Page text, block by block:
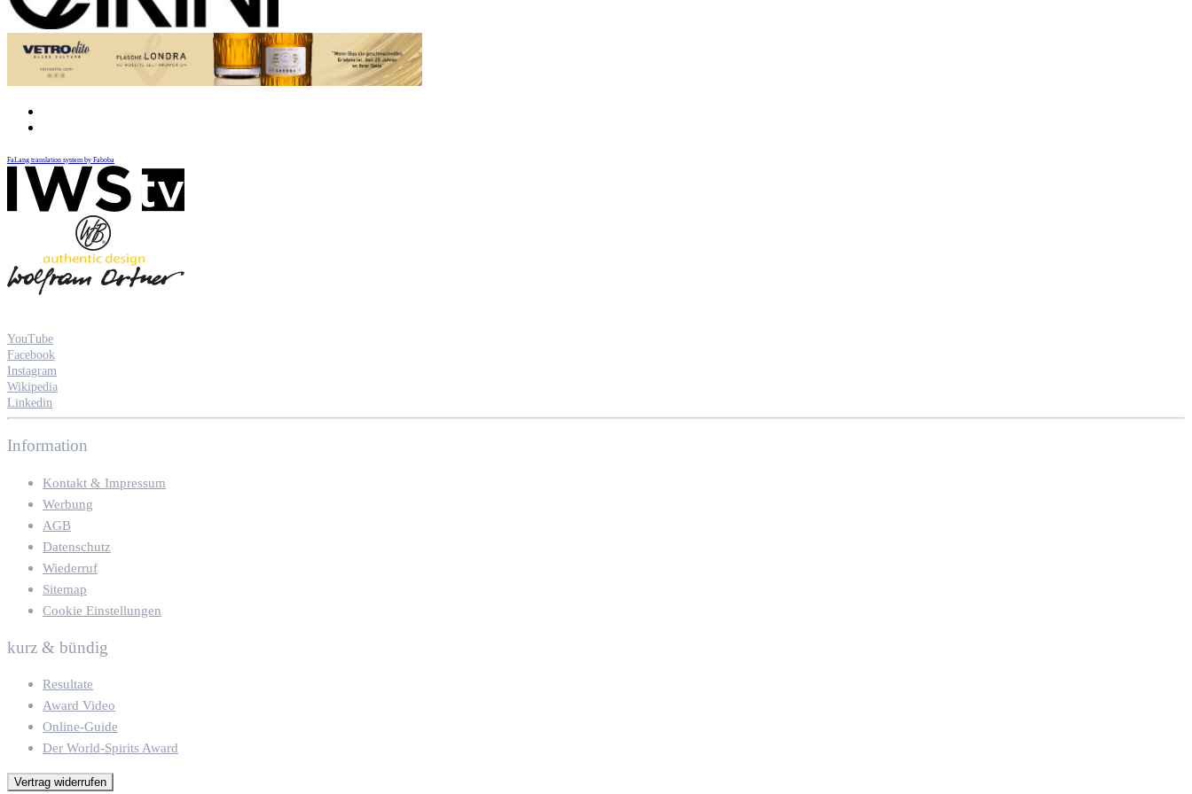
FaLang translation system by Faboba
YouTube
Facebook
Instagram
Wikipedia
Linkedin
Information
Kontakt & Impressum
Werbung
AGB
Datenschutz
Wiederruf
Sitemap
Cookie Einstellungen
kurz & bündig
Resultate
Award Video
Online-Guide
Der World-Spirits Award
Vertrag widerrufen